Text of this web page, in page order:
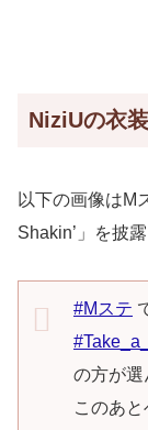
NiziUの衣
以下の画像はM
Shakin’」を披
#Mステ
の方が
このあ